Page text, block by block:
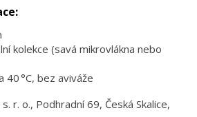
kolekce (savá mikrovlákna nebo
40 °C, bez aviváže
r. o., Podhradní 69, Česká Skalice,